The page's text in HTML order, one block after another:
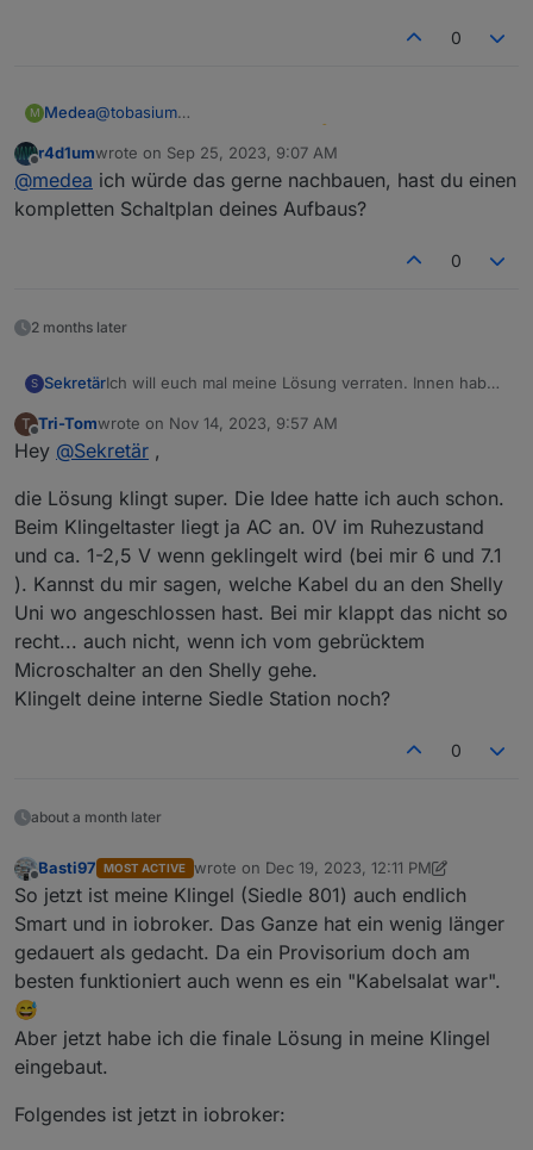
0
M Medea@tobasium
Die Integration von Klingel und Türöffner von meiner
HTS-811 in Iobroker per Tasmota und MQTT funktioniert
jetzt perfekt.
nach dem einschalten immer nach einer halben
https://tasmota.github.io/docs/Commands/#pulsetime
Offline
r4d1umwrote on Sep 25, 2023, 9:07 AM
last edited by
@medea ich würde das gerne nachbauen, hast du einen
kompletten Schaltplan deines Aufbaus?
0
2 months later
S SekretärIch will euch mal meine Lösung verraten. Innen habe
mir die Siedle Vario mit 2 Tastern. An dieser habe ich
den Strom(ca. 16Volt AC) an der Soffitte abgegriffen
habe ich eine LED mit einer 10mA Mini Miniatur
Konstantstromquelle für LEDs KSQ2 angeschlossen.
Der Kontakt kommt direkt vom Siedle Klingeltaster. Der
hat auf der Platine zwei Microschalter die gebrückt
die Klingel gleichzeitig auslösen. Einen davon habe
ich mit dem Cuttermesser auf der Platine getrennt
und meinen Kontakt für den Shelly angelötet.
Ich habe Wlan in Tür nähe und die ganze Sache läuft
schon ein Paar Tage. Wie lange das alles läuft wird
sich zeigen.
die Siedle funktioniert wie immer,
Benachrichtigung per Telegramm mit Foto von
Alexa sagt "Es hat an der Haustür geklingelt",
nur das Blockly für das VIS welches aufpoppt,
das Tür Foto zeigt und nach einer Minute wieder
verschwindet habe ich noch nicht gefunden.
Vieleicht kann mir da einer helfen.
T
Offline
Tri-Tomwrote on Nov 14, 2023, 9:57 AM
last edited by
Hey @Sekretär ,
die Lösung klingt super. Die Idee hatte ich auch schon.
Beim Klingeltaster liegt ja AC an. 0V im Ruhezustand
und ca. 1-2,5 V wenn geklingelt wird (bei mir 6 und 7.1
). Kannst du mir sagen, welche Kabel du an den Shelly
Uni wo angeschlossen hast. Bei mir klappt das nicht so
recht... auch nicht, wenn ich vom gebrücktem
Microschalter an den Shelly gehe.
Klingelt deine interne Siedle Station noch?
0
about a month later
Offline
Basti97 MOST ACTIVE wrote on Dec 19, 2023, 12:11 PM
last edited by Basti97Dec 19, 2023, 1:39 PM
So jetzt ist meine Klingel (Siedle 801) auch endlich
Smart und in iobroker. Das Ganze hat ein wenig länger
gedauert als gedacht. Da ein Provisorium doch am
besten funktioniert auch wenn es ein "Kabelsalat war".
😅
Aber jetzt habe ich die finale Lösung in meine Klingel
eingebaut.
Folgendes ist jetzt in iobroker: